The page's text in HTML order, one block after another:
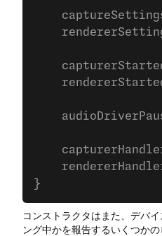
}
コンストラクタはまた、デバ
ング中かを報告するいくつか